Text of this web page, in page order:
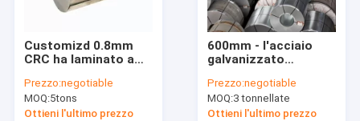
Tubi d'acciaio senza cuciture
Bobine di acciaio inossidabile
Customizd 0.8mm
CRC ha laminato a
d'acciaio
galvanizzata DX51D
Z80 Z90 Z120
Prezzo:negotiable
MOQ:5tons
Ottieni l'ultimo prezzo
600mm - l'acciaio
galvanizzato
principale di
lunghezza ASME di
1500mm arrotola la
Prezzo:negotiable
MOQ:3 tonnellate
Ottieni l'ultimo prezzo